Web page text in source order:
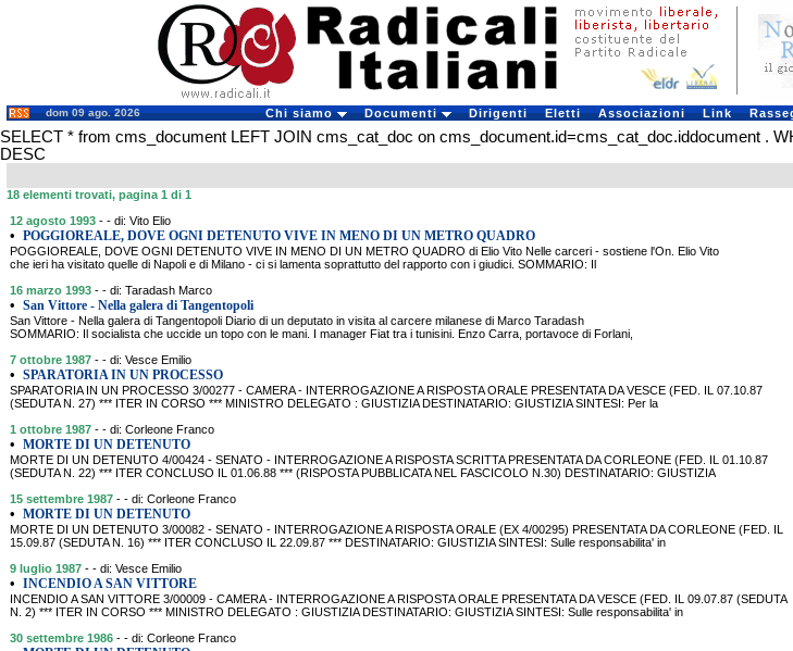
dom 09 ago. 2026 Chi siamo Documenti Dirigenti Eletti Associazioni Link
SELECT * from cms_document LEFT JOIN cms_cat_doc on cms_document.id=cms_cat_doc.iddocument .
DESC
18 elementi trovati, pagina 1 di 1
12 agosto 1993 - - di: Vito Elio
• POGGIOREALE, DOVE OGNI DETENUTO VIVE IN MENO DI UN METRO QUADRO
POGGIOREALE, DOVE OGNI DETENUTO VIVE IN MENO DI UN METRO QUADRO di Elio Vito Nelle carceri - sostiene l'On. Elio Vito
che ieri ha visitato quelle di Napoli e di Milano - ci si lamenta soprattutto del rapporto con i giudici. SOMMARIO: Il
16 marzo 1993 - - di: Taradash Marco
• San Vittore - Nella galera di Tangentopoli
San Vittore - Nella galera di Tangentopoli Diario di un deputato in visita al carcere milanese di Marco Taradash
SOMMARIO: Il socialista che uccide un topo con le mani. I manager Fiat tra i tunisini. Enzo Carra, portavoce di Forlani,
7 ottobre 1987 - - di: Vesce Emilio
• SPARATORIA IN UN PROCESSO
SPARATORIA IN UN PROCESSO 3/00277 - CAMERA - INTERROGAZIONE A RISPOSTA ORALE PRESENTATA DA VESCE (FED. IL 07.10.87
(SEDUTA N. 27) *** ITER IN CORSO *** MINISTRO DELEGATO : GIUSTIZIA DESTINATARIO: GIUSTIZIA SINTESI: Per la
1 ottobre 1987 - - di: Corleone Franco
• MORTE DI UN DETENUTO
MORTE DI UN DETENUTO 4/00424 - SENATO - INTERROGAZIONE A RISPOSTA SCRITTA PRESENTATA DA CORLEONE (FED. IL 01.10.87
(SEDUTA N. 22) *** ITER CONCLUSO IL 01.06.88 *** (RISPOSTA PUBBLICATA NEL FASCICOLO N.30) DESTINATARIO: GIUSTIZIA
15 settembre 1987 - - di: Corleone Franco
• MORTE DI UN DETENUTO
MORTE DI UN DETENUTO 3/00082 - SENATO - INTERROGAZIONE A RISPOSTA ORALE (EX 4/00295) PRESENTATA DA CORLEONE (FED. IL
15.09.87 (SEDUTA N. 16) *** ITER CONCLUSO IL 22.09.87 *** DESTINATARIO: GIUSTIZIA SINTESI: Sulle responsabilita' in
9 luglio 1987 - - di: Vesce Emilio
• INCENDIO A SAN VITTORE
INCENDIO A SAN VITTORE 3/00009 - CAMERA - INTERROGAZIONE A RISPOSTA ORALE PRESENTATA DA VESCE (FED. IL 09.07.87 (SEDUTA
N. 2) *** ITER IN CORSO *** MINISTRO DELEGATO : GIUSTIZIA DESTINATARIO: GIUSTIZIA SINTESI: Sulle responsabilita' in
30 settembre 1986 - - di: Corleone Franco